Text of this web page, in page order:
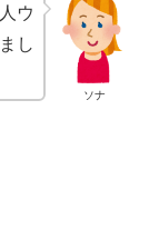
ソナ
ウ
し